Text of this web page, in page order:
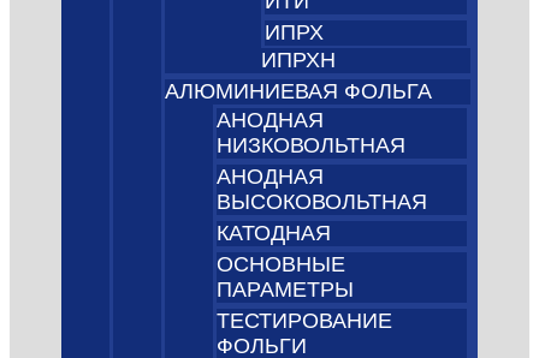
ИПРХ
ИПРХН
АЛЮМИНИЕВАЯ ФОЛЬГА
АНОДНАЯ
НИЗКОВОЛЬТНАЯ
АНОДНАЯ
ВЫСОКОВОЛЬТНАЯ
КАТОДНАЯ
ОСНОВНЫЕ
ПАРАМЕТРЫ
ТЕСТИРОВАНИЕ
ФОЛЬГИ